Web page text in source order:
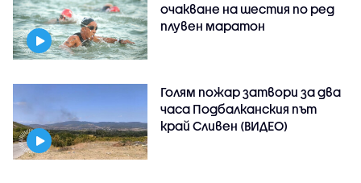
очакване на шестия по ред
плувен маратон
Голям пожар затвори за два
часа Подбалканския път
край Сливен (ВИДЕО)